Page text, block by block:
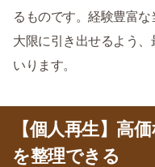
るものです。経験豊富
大限に引き出せるよう
いります。
【個人再生】高
を整理できる